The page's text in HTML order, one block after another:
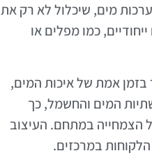
מים, שיכלול לא רק את
כמו מפלים או
בזמן אמת של איכות המים,
המים והחשמל, כך
הצמחייה במתחם. העיצוב
במרכזים.